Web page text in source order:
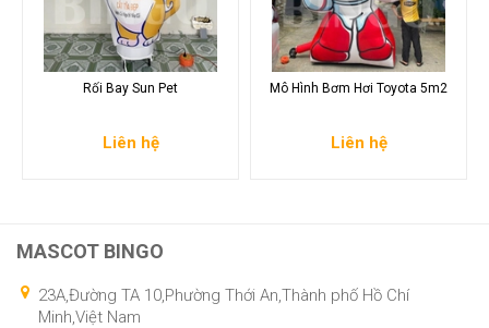
Rối Bay Sun Pet
Liên hệ
Mô Hình Bơm Hơi Toyota 5m2
Liên hệ
MASCOT BINGO
23A,Đường TA 10,Phường Thới An,Thành phố Hồ Chí
Minh,Việt Nam